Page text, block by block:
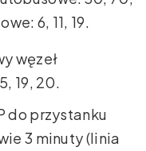
6, 11, 19.
węzeł
19, 20.
do przystanku
3 minuty (linia